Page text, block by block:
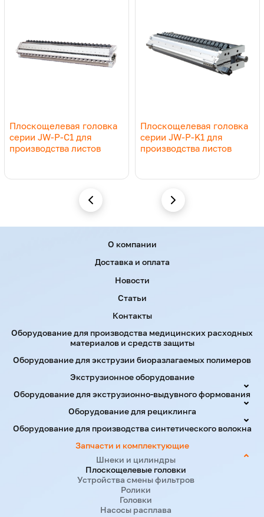
Плоскощелевая головка
серии JW-P-C1 для
производства листов
Плоскощелевая головка
серии JW-P-K1 для
производства листов
Оборудование для производства медицинских расходных
материалов и средств защиты
Оборудование для экструзии биоразлагаемых полимеров
Экструзионное оборудование
Оборудование для экструзионно-выдувного формования
Оборудование для рециклинга
Оборудование для производства синтетического волокна
Запчасти и комплектующие
Шнеки и цилиндры
Плоскощелевые головки
Устройства смены фильтров
Ролики
Головки
Насосы расплава
О компании
Доставка и оплата
Новости
Статьи
Контакты